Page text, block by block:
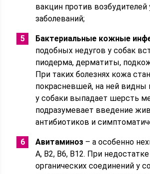
вакцин против возбудителей
заболеваний;
Бактериальные кожные
подобных недугов у собак
пиодерма, дерматиты,
При таких болезнях кожа
покрасневшей, на ней видны
у собаки выпадает шерсть
подразумевает введение
антибиотиков и
Авитаминоз – а особенно
А, В2, В6, В12. При
органических соединений у